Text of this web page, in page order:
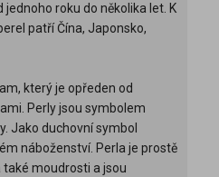
roku do několika let. K
patří Čína, Japonsko,
který je opředen od
Perly jsou symbolem
Jako duchovní symbol
náboženství. Perla je prostě
moudrosti a jsou